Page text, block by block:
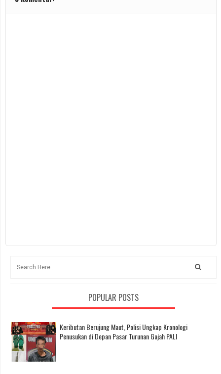
POPULAR POSTS
Keributan Berujung Maut, Polisi Ungkap Kronologi
Penusukan di Depan Pasar Turunan Gajah PALI